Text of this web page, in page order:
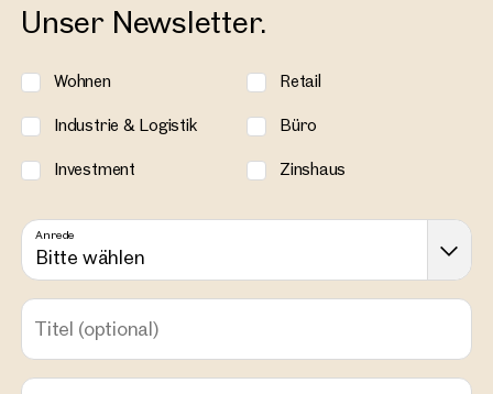
Unser Newsletter.
Wohnen Retail
Industrie & Logistik Büro
Investment Zinshaus
Anrede
Bitte wählen
Titel (optional)